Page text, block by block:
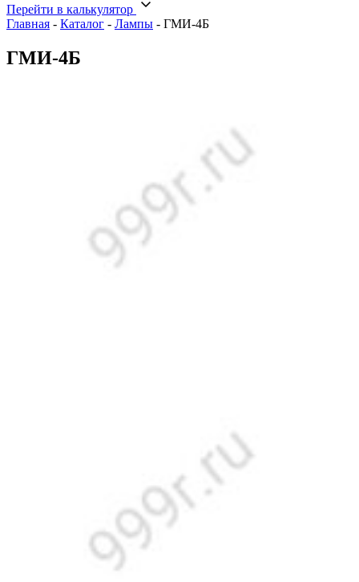
Перейти в калькулятор
Главная - Каталог - Лампы - ГМИ-4Б
ГМИ-4Б